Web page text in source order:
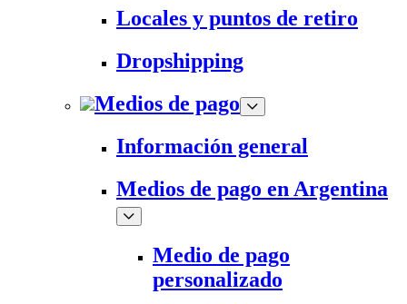
Locales y puntos de retiro
Dropshipping
Medios de pago
Información general
Medios de pago en Argentina
Medio de pago
personalizado